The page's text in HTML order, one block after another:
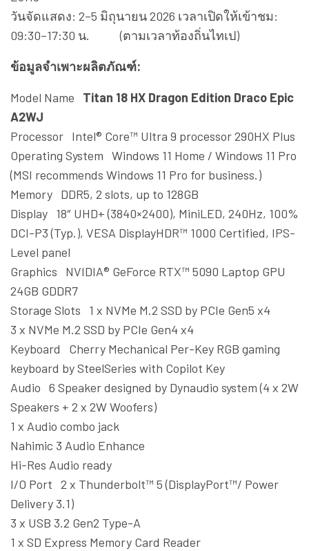
วันจัดแสดง: 2–5 มิถุนายน 2026 เวลาเปิดให้เข้าชม:
09:30–17:30 น. (ตามเวลาท้องถิ่นไทเป)
ข้อมูลจำเพาะผลิตภัณฑ์:
Model Name Titan 18 HX Dragon Edition Draco Epic
A2WJ
Processor Intel® Core™ Ultra 9 processor 290HX Plus
Operating System Windows 11 Home / Windows 11 Pro
(MSI recommends Windows 11 Pro for business.)
Memory DDR5, 2 slots, up to 128GB
Display 18″ UHD+ (3840×2400), MiniLED, 240Hz, 100%
DCI-P3 (Typ.), VESA DisplayHDR™ 1000 Certified, IPS-
Level panel
Graphics NVIDIA® GeForce RTX™ 5090 Laptop GPU
24GB GDDR7
Storage Slots 1 x NVMe M.2 SSD by PCIe Gen5 x4
3 x NVMe M.2 SSD by PCIe Gen4 x4
Keyboard Cherry Mechanical Per-Key RGB gaming
keyboard by SteelSeries with Copilot Key
Audio 6 Speaker designed by Dynaudio system (4 x 2W
Speakers + 2 x 2W Woofers)
1 x Audio combo jack
Nahimic 3 Audio Enhance
Hi-Res Audio ready
I/O Port 2 x Thunderbolt™ 5 (DisplayPort™/ Power
Delivery 3.1)
3 x USB 3.2 Gen2 Type-A
1 x SD Express Memory Card Reader